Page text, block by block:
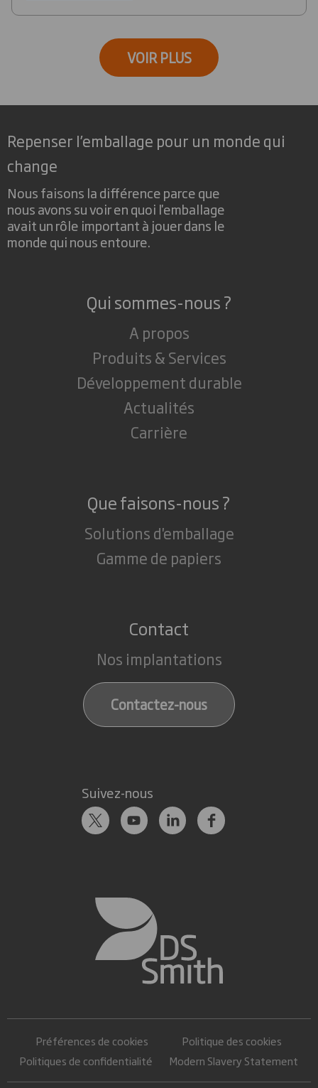
automobile
VOIR PLUS
Repenser l’emballage pour un monde qui
change
Nous faisons la différence parce que
nous avons su voir en quoi l'emballage
avait un rôle important à jouer dans le
monde qui nous entoure.
Qui sommes-nous ?
A propos
Produits & Services
Développement durable
Actualités
Carrière
Que faisons-nous ?
Solutions d'emballage
Gamme de papiers
Contact
Nos implantations
Contactez-nous
Suivez-nous
Préférences de cookies
Politique des cookies
Politiques de confidentialité
Modern Slavery Statement